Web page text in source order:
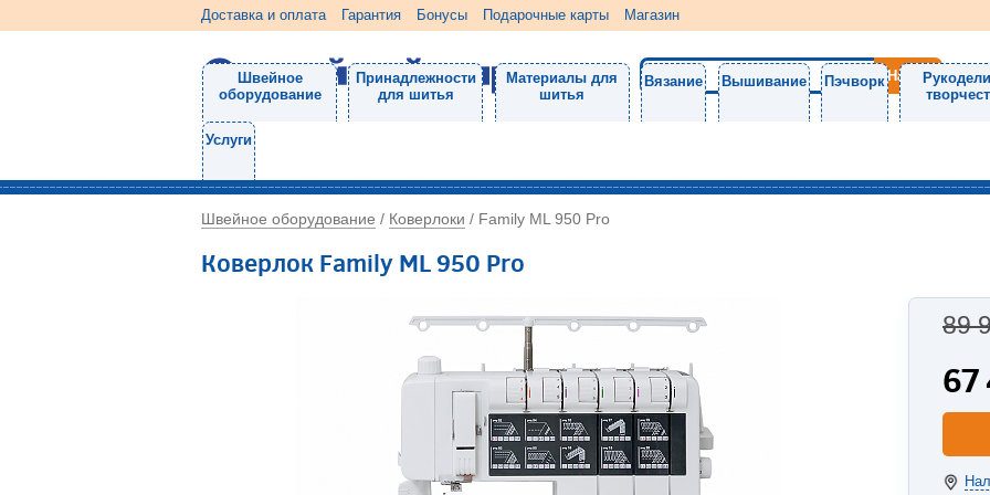
Доставка и оплата Гарантия Бонусы Подарочные карты Магазин
Швейное
оборудование
Принадлежности
для шитья
Материалы для
шитья
Вязание Вышивание Пэчворк
Услуги
Швейное оборудование / Коверлоки / Family ML 950 Pro
Коверлок Family ML 950 Pro
89
67